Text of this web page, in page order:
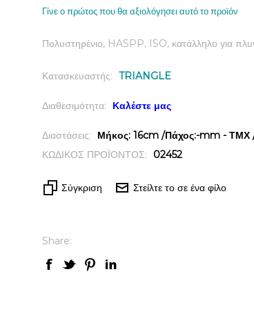
Γίνε ο πρώτος που θα αξιολόγησει αυτό το προϊόν
Πολυστηρένιο, HASPP, ISO, κατάλληλο για
Κατασκευαστής: TRIANGLE
Διαθεσιμότητα: Καλέστε μας
Διαστάσεις:
Μήκος: 16cm /Πάχος:-mm - ΤΜΧ
ΚΩΔΙΚΟΣ ΠΡΟΪΟΝΤΟΣ:
02452
Σύγκριση Στείλτε το σε ένα φίλο
Share: